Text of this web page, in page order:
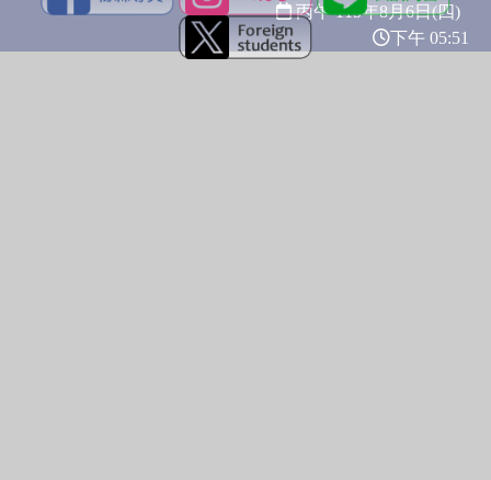
丙午 115年8月6日(四)
下午 05:51